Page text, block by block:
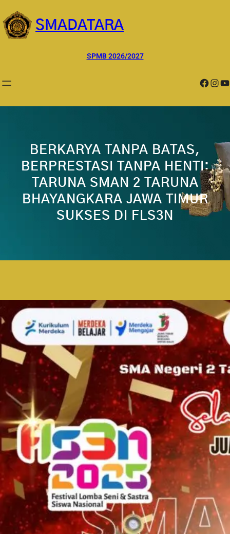
ke
konten
SMADATARA
SPMB 2026/2027
Facebook InstagramYouTube
BERKARYA TANPA BATAS,
BERPRESTASI TANPA HENTI:
TARUNA SMAN 2 TARUNA
BHAYANGKARA JAWA TIMUR
SUKSES DI FLS3N